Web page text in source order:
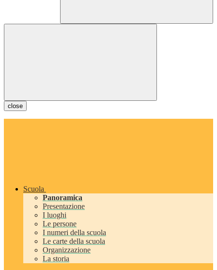
close
Scuola
Panoramica
Presentazione
I luoghi
Le persone
I numeri della scuola
Le carte della scuola
Organizzazione
La storia